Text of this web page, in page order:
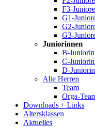
F3-
G1-
G2-
G3-
Juniorinnen
B-
C-
D-
Alte Herren
Team
Orga-
Downloads + Links
Altersklassen
Aktuelles